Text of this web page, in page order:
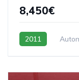
8,450€
2011